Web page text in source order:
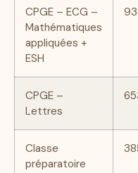
CPGE – ECG –
Mathématiques
appliquées +
ESH
CPGE –
Lettres
Classe
préparatoire